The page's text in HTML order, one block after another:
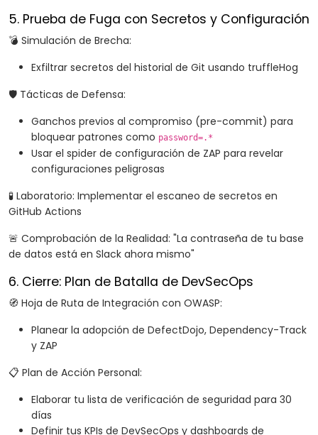
5. Prueba de Fuga con Secretos y Configuración
💣 Simulación de Brecha:
Exfiltrar secretos del historial de Git usando truffleHog
🛡️ Tácticas de Defensa:
Ganchos previos al compromiso (pre-commit) para
bloquear patrones como password=.*
Usar el spider de configuración de ZAP para revelar
configuraciones peligrosas
🧪 Laboratorio: Implementar el escaneo de secretos en
GitHub Actions
🚨 Comprobación de la Realidad: "La contraseña de tu base
de datos está en Slack ahora mismo"
6. Cierre: Plan de Batalla de DevSecOps
🧭 Hoja de Ruta de Integración con OWASP:
Planear la adopción de DefectDojo, Dependency-Track
y ZAP
📋 Plan de Acción Personal:
Elaborar tu lista de verificación de seguridad para 30
días
Definir tus KPIs de DevSecOps y dashboards de